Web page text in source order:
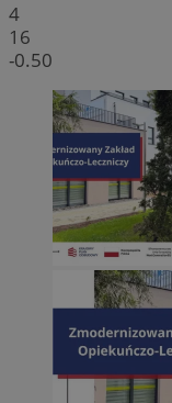
4
16
-0.50